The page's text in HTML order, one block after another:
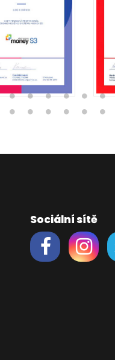
Sociální sítě